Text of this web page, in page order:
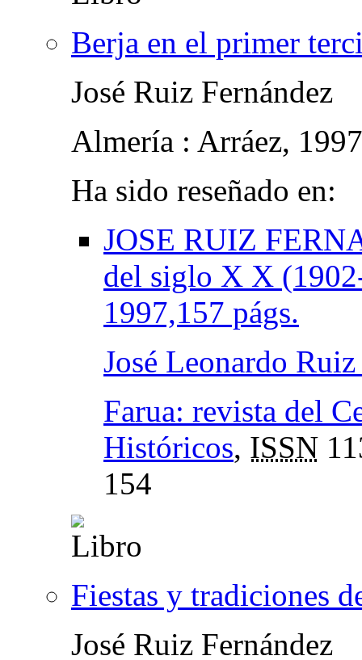
Berja en el primer
José Ruiz Fernández
Almería : Arráez,
Ha sido reseñado en:
JOSE RUIZ
del siglo X X
1997,157 págs.
José Leonardo Ruiz
Farua: revista del
Históricos, ISSN
154
Fiestas y tradiciones
José Ruiz Fernández